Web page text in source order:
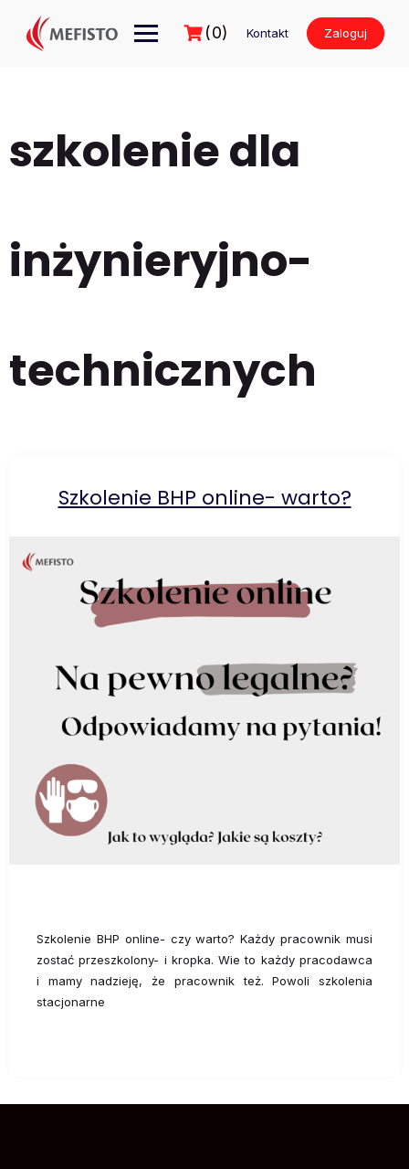
treści
(0) Kontakt Zaloguj
szkolenie dla
inżynieryjno-
technicznych
Szkolenie BHP online- warto?
Szkolenie BHP online- czy warto? Każdy pracownik musi
zostać przeszkolony- i kropka. Wie to każdy pracodawca
i mamy nadzieję, że pracownik też. Powoli szkolenia
stacjonarne